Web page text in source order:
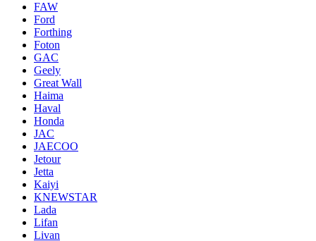
FAW
Ford
Forthing
Foton
GAC
Geely
Great Wall
Haima
Haval
Honda
JAC
JAECOO
Jetour
Jetta
Kaiyi
KNEWSTAR
Lada
Lifan
Livan